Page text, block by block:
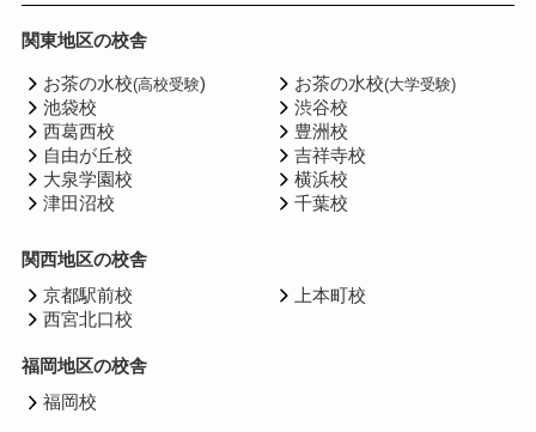
関東地区の校舎
お茶の水校(高校受験)
池袋校
西葛西校
自由が丘校
大泉学園校
津田沼校
お茶の水校(大学受験)
渋谷校
豊洲校
吉祥寺校
横浜校
千葉校
関西地区の校舎
京都駅前校
西宮北口校
上本町校
福岡地区の校舎
福岡校